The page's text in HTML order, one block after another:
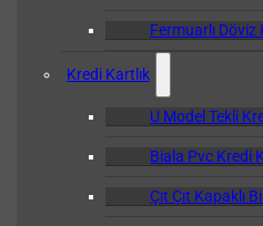
Fermuarlı Döviz
Kredi Kartlık
U Model Tekli
Biala Pvc Kredi
Çıt Çıt Kapaklı